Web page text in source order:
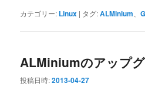
カテゴリー: Linux | タグ:ALMinium 、
ALMiniumのアップ
投稿日時:2013-04-27